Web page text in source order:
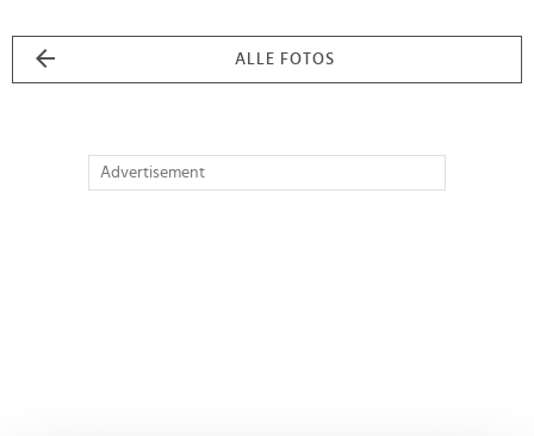
ALLE FOTOS
Advertisement